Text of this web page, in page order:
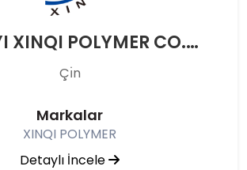
GONGYI XINQI POLYMER CO.,LTD.
Çı̇n
Markalar
XINQI POLYMER
Detaylı İncele